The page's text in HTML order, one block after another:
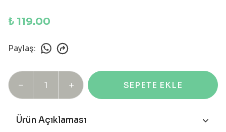
₺ 119.00
Paylaş:
SEPETE EKLE
Ürün Açıklaması